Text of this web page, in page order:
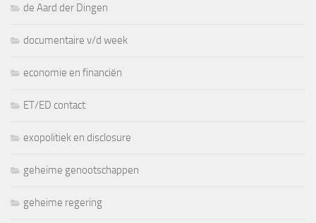
de Aard der Dingen
documentaire v/d week
economie en financiën
ET/ED contact
exopolitiek en disclosure
geheime genootschappen
geheime regering